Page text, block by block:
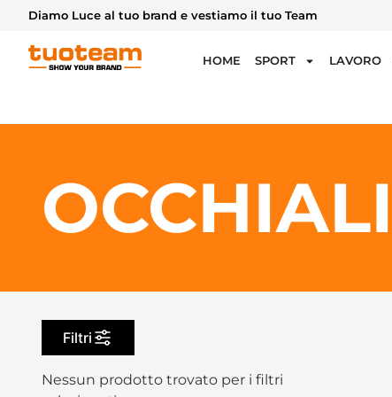
Diamo Luce al tuo brand e vestiamo il tuo Team
HOME SPORT LAVORO
OCCHIALI
Filtri
Nessun prodotto trovato per i filtri